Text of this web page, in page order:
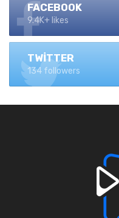
FACEBOOK
9.4K+ likes
TWITTER
134 followers